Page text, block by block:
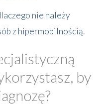
nie należy
z hipermobilnością.
by